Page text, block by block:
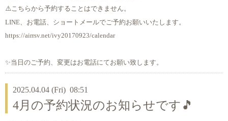
⚠️こちらから予約することはできません。
LINE、お電話、ショートメールでご予約お願いいたします。
https://airrsv.net/ivy20170923/calendar
✨当日のご予約、変更はお電話にてお願い致します。
2025.04.04 (Fri) 08:51
4月の予約状況のお知らせです🎵